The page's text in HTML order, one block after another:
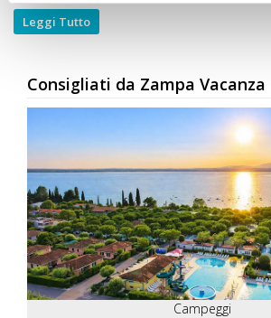
Leggi Tutto
Consigliati da Zampa Vacanza
Campeggi